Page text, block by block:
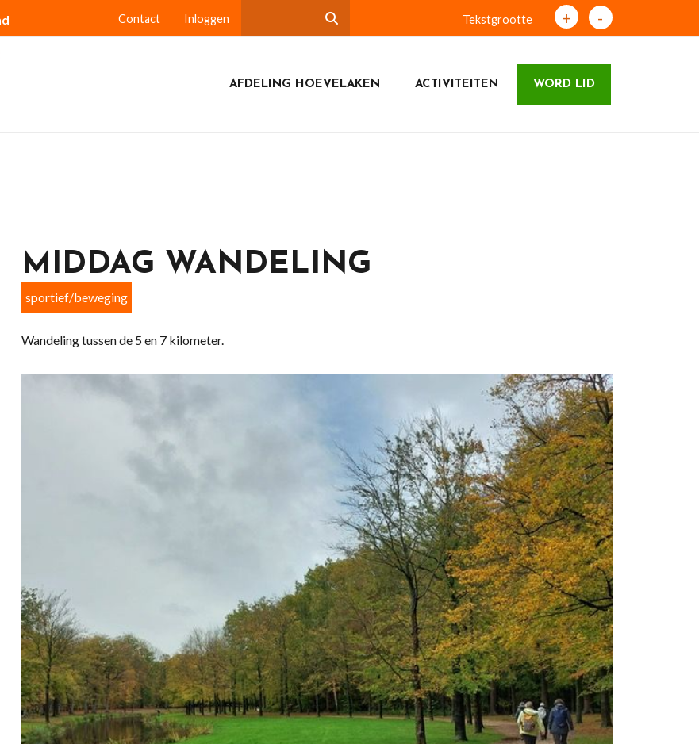
Contact Inloggen Tekstgrootte + -
AFDELING HOEVELAKEN ACTIVITEITEN WORD LID
MIDDAG WANDELING
sportief/beweging
Wandeling tussen de 5 en 7 kilometer.